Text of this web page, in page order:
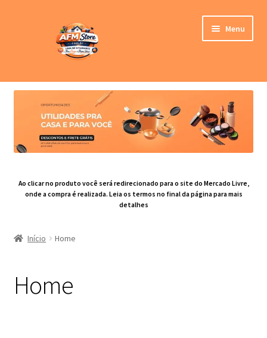
Menu
Loja
Categoria de Produtos
Blog
Ao clicar no produto você será redirecionado para o site do Mercado Livre,
onde a compra é realizada. Leia os termos no final da página para mais
detalhes
Início Home
Home